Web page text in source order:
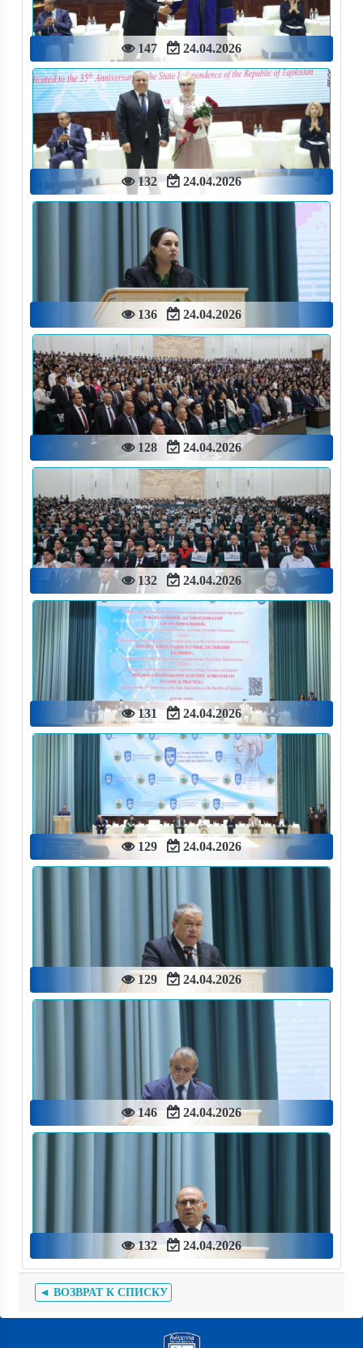
147 24.04.2026
132 24.04.2026
136 24.04.2026
128 24.04.2026
132 24.04.2026
131 24.04.2026
129 24.04.2026
129 24.04.2026
146 24.04.2026
132 24.04.2026
◄ ВОЗВРАТ К СПИСКУ